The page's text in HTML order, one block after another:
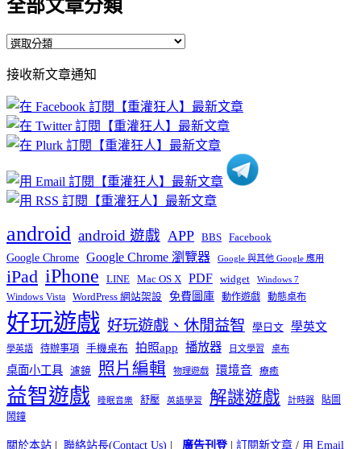
全部文章分類
全
文
章
分
類
接收新文章通知
android android 遊戲 APP BBS Facebook
Google Chrome Google Chrome 瀏覽器 Google 與其他 Google 應用
iPad iPhone LINE Mac OS X PDF widget Windows 7
Windows Vista WordPress 網站架設 免費圖庫 動作遊戲 動態桌布
好玩遊戲 好玩遊戲、休閒益智 學日文 學英文
學英語 待辦事項 手機桌布 拍照app 播放器 日文學習 桌布
桌面小工具 濾鏡 照片編輯 物理遊戲 環境音 療癒
益智遊戲 睡眠音樂 舒壓 英語學習 解謎遊戲 計時器
貼圖
鬧鐘
關於本站 | 聯絡站長(Contact Us) | 廣告刊登| 訂閱新文章 / 用 Email